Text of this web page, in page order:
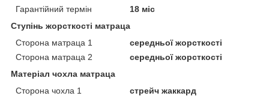
Гарантійний термін
18 міс
Ступінь жорсткості матраца
Сторона матраца 1
середньої жорсткості
Сторона матраца 2
середньої жорсткості
Матеріал чохла матраца
Сторона чохла 1
стрейч жаккард